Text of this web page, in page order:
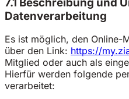
Datenverarbeitung
Es ist möglich, den Online-
über den Link: https://
Mitglied oder auch als
Hierfür werden folgende
verarbeitet: